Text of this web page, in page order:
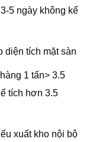
5 ngày không kể
diện tích mặt sàn
1 tấn> 3.5
tích hơn 3.5
xuất kho nội bộ